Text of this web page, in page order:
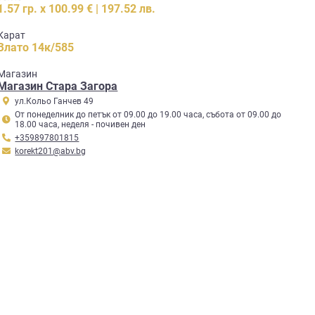
гр. x 100.99 € | 197.52 лв.
14к/585
Стара Загора
ул.Кольо Ганчев 49
От понеделник до петък от 09.00 до 19.00 часа, събота от 09.00 до
18.00 часа, неделя - почивен ден
+359897801815
korekt201@abv.bg